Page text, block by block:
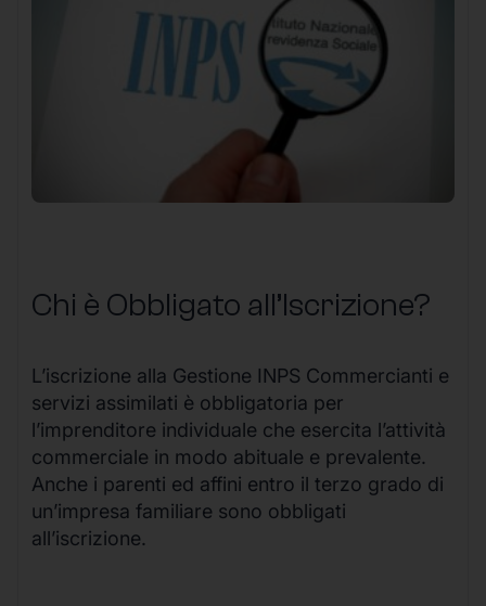
Chi è Obbligato all’Iscrizione?
L’iscrizione alla Gestione INPS Commercianti e
servizi assimilati è obbligatoria per
l’imprenditore individuale che esercita l’attività
commerciale in modo abituale e prevalente.
Anche i parenti ed affini entro il terzo grado di
un’impresa familiare sono obbligati
all’iscrizione.